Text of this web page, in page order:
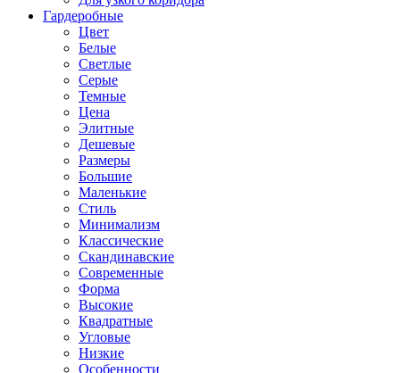
Гардеробные
Цвет
Белые
Светлые
Серые
Темные
Цена
Элитные
Дешевые
Размеры
Большие
Маленькие
Стиль
Минимализм
Классические
Скандинавские
Современные
Форма
Высокие
Квадратные
Угловые
Низкие
Особенности